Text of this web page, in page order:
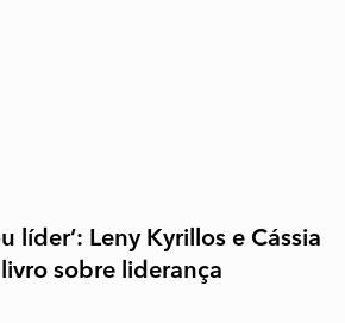
líder’: Leny Kyrillos e Cássia
sobre liderança